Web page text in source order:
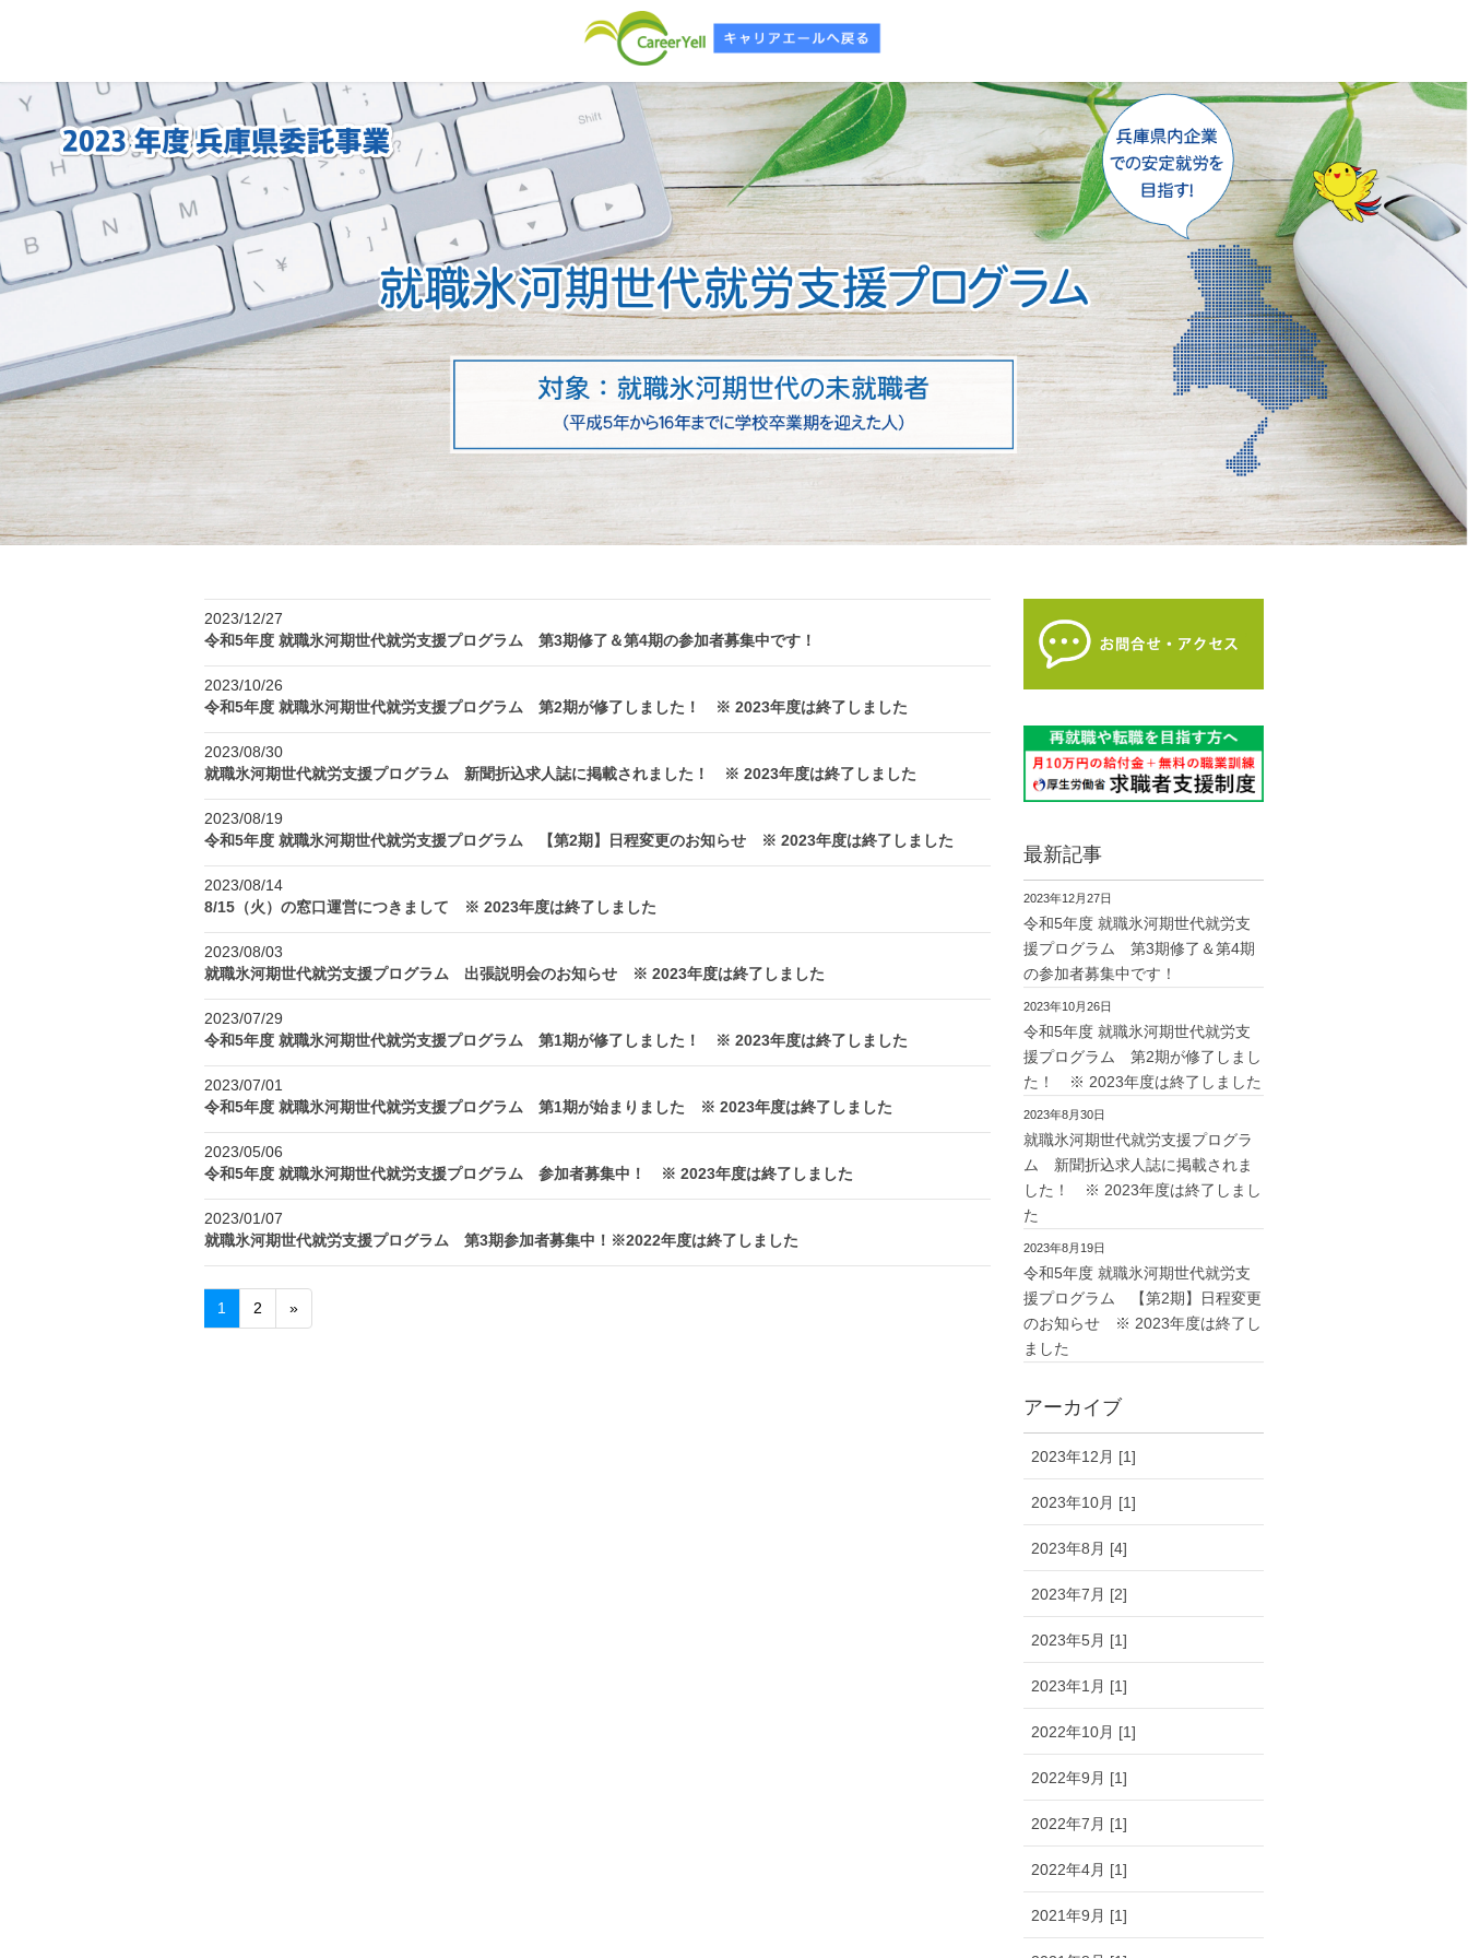
2023/12/27
令和5年度 就職氷河期世代就労支援プログラム 第3期修了＆第4期の参加者募集中です！
2023/10/26
令和5年度 就職氷河期世代就労支援プログラム 第2期が修了しました！ ※ 2023年度は終了しました
2023/08/30
就職氷河期世代就労支援プログラム 新聞折込求人誌に掲載されました！ ※ 2023年度は終了しました
2023/08/19
令和5年度 就職氷河期世代就労支援プログラム 【第2期】日程変更のお知らせ ※ 2023年度は終了しました
2023/08/14
8/15（火）の窓口運営につきまして ※ 2023年度は終了しました
2023/08/03
就職氷河期世代就労支援プログラム 出張説明会のお知らせ ※ 2023年度は終了しました
2023/07/29
令和5年度 就職氷河期世代就労支援プログラム 第1期が修了しました！ ※ 2023年度は終了しました
2023/07/01
令和5年度 就職氷河期世代就労支援プログラム 第1期が始まりました ※ 2023年度は終了しました
2023/05/06
令和5年度 就職氷河期世代就労支援プログラム 参加者募集中！ ※ 2023年度は終了しました
2023/01/07
就職氷河期世代就労支援プログラム 第3期参加者募集中！※2022年度は終了しました
1 2 »
最新記事
2023年12月27日
令和5年度 就職氷河期世代就労支
援プログラム 第3期修了＆第4期
の参加者募集中です！
2023年10月26日
令和5年度 就職氷河期世代就労支
援プログラム 第2期が修了しまし
た！ ※ 2023年度は終了しました
2023年8月30日
就職氷河期世代就労支援プログラ
ム 新聞折込求人誌に掲載されま
した！ ※ 2023年度は終了しまし
た
2023年8月19日
令和5年度 就職氷河期世代就労支
援プログラム 【第2期】日程変更
のお知らせ ※ 2023年度は終了し
ました
アーカイブ
2023年12月 [1]
2023年10月 [1]
2023年8月 [4]
2023年7月 [2]
2023年5月 [1]
2023年1月 [1]
2022年10月 [1]
2022年9月 [1]
2022年7月 [1]
2022年4月 [1]
2021年9月 [1]